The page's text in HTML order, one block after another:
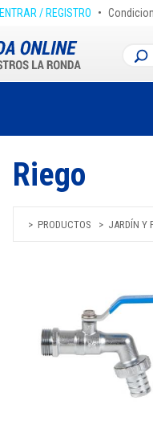
ENTRAR / REGISTRO •
Riego
PRODUCTOS JARDÍN Y